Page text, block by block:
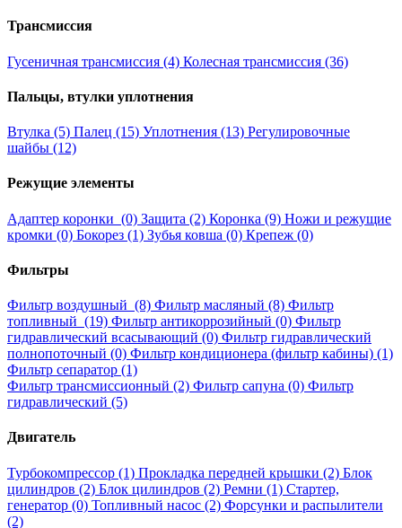
Трансмиссия
Гусеничная трансмиссия (4) Колесная трансмиссия (36)
Пальцы, втулки уплотнения
Втулка (5) Палец (15) Уплотнения (13) Регулировочные
шайбы (12)
Режущие элементы
Адаптер коронки (0) Защита (2) Коронка (9) Ножи и режущие
кромки (0) Бокорез (1) Зубья ковша (0) Крепеж (0)
Фильтры
Фильтр воздушный (8) Фильтр масляный (8) Фильтр
топливный (19) Фильтр антикоррозийный (0) Фильтр
гидравлический всасывающий (0) Фильтр гидравлический
полнопоточный (0) Фильтр кондиционера (фильтр кабины) (1)
Фильтр сепаратор (1)
Фильтр трансмиссионный (2) Фильтр сапуна (0) Фильтр
гидравлический (5)
Двигатель
Турбокомпрессор (1) Прокладка передней крышки (2) Блок
цилиндров (2) Блок цилиндров (2) Ремни (1) Стартер,
генератор (0) Топливный насос (2) Форсунки и распылители
(2)